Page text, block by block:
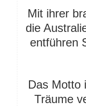
Mit ihrer
die
entführen
Das Motto
Träume